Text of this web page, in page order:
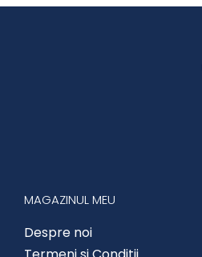
MAGAZINUL MEU
Despre noi